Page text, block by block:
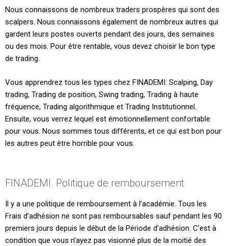
Nous connaissons de nombreux traders prospères qui sont des
scalpers. Nous connaissons également de nombreux autres qui
gardent leurs postes ouverts pendant des jours, des semaines
ou des mois. Pour être rentable, vous devez choisir le bon type
de trading.
Vous apprendrez tous les types chez FINADEMI: Scalping, Day
trading, Trading de position, Swing trading, Trading à haute
fréquence, Trading algorithmique et Trading Institutionnel.
Ensuite, vous verrez lequel est émotionnellement confortable
pour vous. Nous sommes tous différents, et ce qui est bon pour
les autres peut être horrible pour vous.
FINADEMI. Politique de remboursement
Il y a une politique de remboursement à l’académie. Tous les
Frais d’adhésion ne sont pas remboursables sauf pendant les 90
premiers jours depuis le début de la Période d’adhésion. C’est à
condition que vous n’ayez pas visionné plus de la moitié des